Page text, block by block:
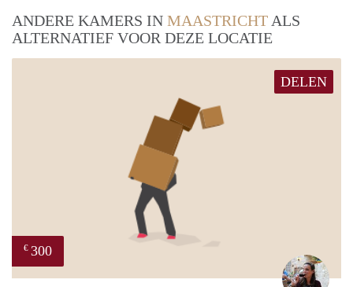
ANDERE KAMERS IN MAASTRICHT ALS
ALTERNATIEF VOOR DEZE LOCATIE
DELEN
€ 300